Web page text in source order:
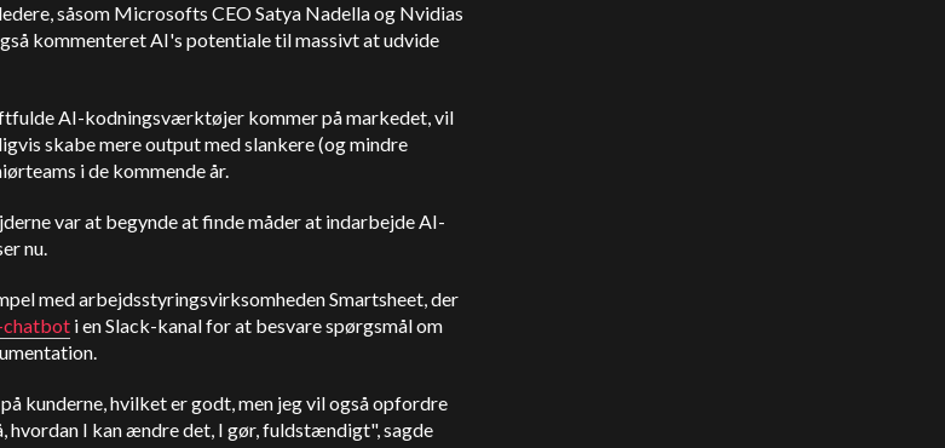
såsom Microsofts CEO Satya Nadella og Nvidias
kommenteret AI's potentiale til massivt at udvide
AI-kodningsværktøjer kommer på markedet, vil
skabe mere output med slankere (og mindre
i de kommende år.
var at begynde at finde måder at indarbejde AI-
nu.
med arbejdsstyringsvirksomheden Smartsheet, der
i en Slack-kanal for at besvare spørgsmål om
kunderne, hvilket er godt, men jeg vil også opfordre
I kan ændre det, I gør, fuldstændigt", sagde